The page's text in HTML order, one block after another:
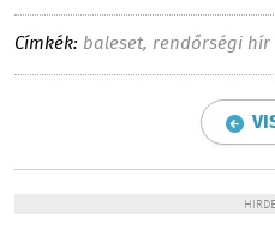
Címkék: baleset, rendőrségi hír